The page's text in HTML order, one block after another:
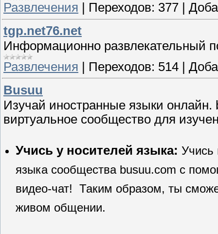
Развлечения
Переходов: 377
tgp.net76.net
Информационно развлекательный
Развлечения
Переходов: 514
Busuu
Изучай иностранные языки онлайн.
виртуальное сообщество для
Учись у носителей языка: Учись
языка сообщества busuu.com с
видео-чат! Таким образом, ты
живом общении.